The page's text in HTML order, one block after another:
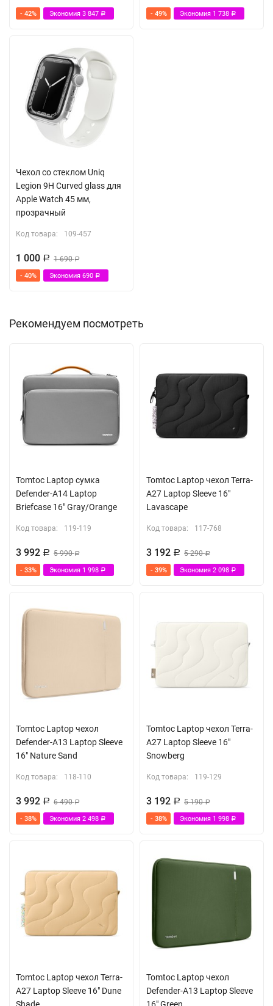
- 42% Экономия 3 847 Р - 49% Экономия 1 738 Р
Чехол со стеклом Uniq
Legion 9H Curved glass для
Apple Watch 45 мм,
прозрачный
Код товара: 109-457
1 000 Р 1 690Р
- 40% Экономия 690 Р
Рекомендуем посмотреть
Tomtoc Laptop сумка
Defender-A14 Laptop
Briefcase 16" Gray/Orange
Код товара: 119-119
3 992 Р 5 990Р
- 33% Экономия 1 998 Р
Tomtoc Laptop чехол Terra-
A27 Laptop Sleeve 16"
Lavascape
Код товара: 117-768
3 192 Р 5 290Р
- 39% Экономия 2 098 Р
Tomtoc Laptop чехол
Defender-A13 Laptop Sleeve
16" Nature Sand
Код товара: 118-110
3 992 Р 6 490Р
- 38% Экономия 2 498 Р
Tomtoc Laptop чехол Terra-
A27 Laptop Sleeve 16"
Snowberg
Код товара: 119-129
3 192 Р 5 190Р
- 38% Экономия 1 998 Р
Tomtoc Laptop чехол Terra-
A27 Laptop Sleeve 16" Dune
Tomtoc Laptop чехол
Defender-A13 Laptop Sleeve